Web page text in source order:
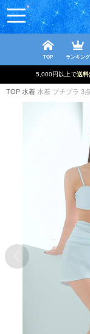
TOP ランキング
5,000円以上で送料
TOP 水着 水着 プチプラ 3